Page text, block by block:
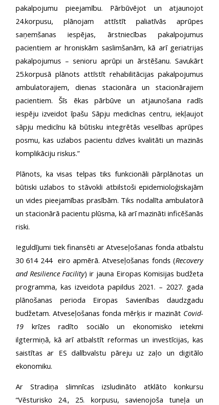
pakalpojumu pieejamību. Pārbūvējot un atjaunojot
24.korpusu, plānojam attīstīt paliatīvās aprūpes
saņemšanas iespējas, ārstniecības pakalpojumus
pacientiem ar hroniskām saslimšanām, kā arī geriatrijas
pakalpojumus – senioru aprūpi un ārstēšanu. Savukārt
25.korpusā plānots attīstīt rehabilitācijas pakalpojumus
ambulatorajiem, dienas stacionāra un stacionārajiem
pacientiem. Šīs ēkas pārbūve un atjaunošana radīs
iespēju izveidot īpašu Sāpju medicīnas centru, iekļaujot
sāpju medicīnu kā būtisku integrētās veselības aprūpes
posmu, kas uzlabos pacientu dzīves kvalitāti un mazinās
komplikāciju riskus.”
Plānots, ka visas telpas tiks funkcionāli pārplānotas un
būtiski uzlabos to stāvokli atbilstoši epidemioloģiskajām
un vides pieejamības prasībām. Tiks nodalīta ambulatorā
un stacionārā pacientu plūsma, kā arī mazināti inficēšanās
riski.
Ieguldījumi tiek finansēti ar Atveseļošanas fonda atbalstu
30 614 244 eiro apmērā. Atveseļošanas fonds (Recovery
and Resilience Facility) ir jauna Eiropas Komisijas budžeta
programma, kas izveidota papildus 2021. – 2027. gada
plānošanas perioda Eiropas Savienības daudzgadu
budžetam. Atveseļošanas fonda mērķis ir mazināt Covid-
19 krīzes radīto sociālo un ekonomisko ietekmi
ilgtermiņā, kā arī atbalstīt reformas un investīcijas, kas
saistītas ar ES dalībvalstu pāreju uz zaļo un digitālo
ekonomiku.
Ar Stradiņa slimnīcas izsludināto atklāto konkursu
“Vēsturisko 24., 25. korpusu, savienojoša tuneļa un